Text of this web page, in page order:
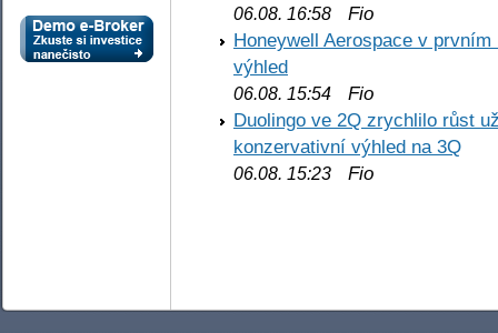
06.08. 16:58 Fio
Honeywell Aerospace v
výhled
06.08. 15:54 Fio
Duolingo ve 2Q zrychlilo růst
konzervativní výhled na 3Q
06.08. 15:23 Fio